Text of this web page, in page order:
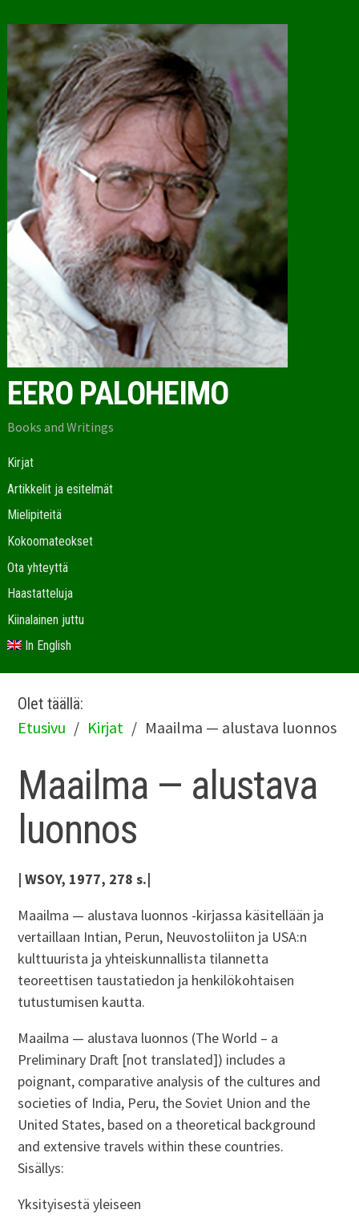
EERO PALOHEIMO
Books and Writings
Kirjat
Artikkelit ja esitelmät
Mielipiteitä
Kokoomateokset
Ota yhteyttä
Haastatteluja
Kiinalainen juttu
In English
Olet täällä:
Etusivu Kirjat Maailma — alustava luonnos
Maailma — alustava
luonnos
| WSOY, 1977, 278 s.|
Maailma — alustava luonnos -kirjassa käsitellään ja
vertaillaan Intian, Perun, Neuvostoliiton ja USA:n
kulttuurista ja yhteiskunnallista tilannetta
teoreettisen taustatiedon ja henkilökohtaisen
tutustumisen kautta.
Maailma — alustava luonnos (The World – a
Preliminary Draft [not translated]) includes a
poignant, comparative analysis of the cultures and
societies of India, Peru, the Soviet Union and the
United States, based on a theoretical background
and extensive travels within these countries.
Sisällys:
Yksityisestä yleiseen